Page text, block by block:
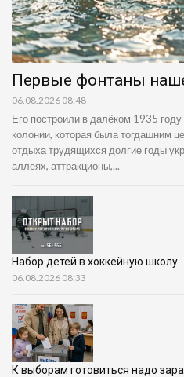
Первые фонтаны
06.08.2026 08:48
Его построили в далёком 1935
колонии, которая была тогдашним
отдыха трудящихся долгие годы
аллеях, аттракционы,...
Набор детей в хоккейную школу
06.08.2026 08:33
К выборам готовиться надо